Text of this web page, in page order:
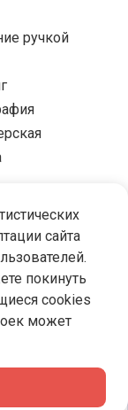
ручкой
сайта
покинуть
cookies
может